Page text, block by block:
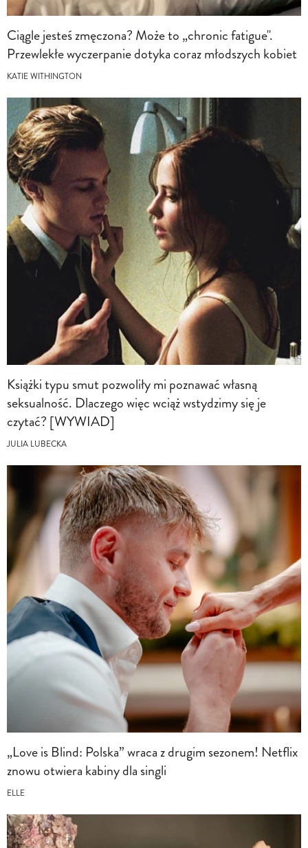
Ciągle jesteś zmęczona? Może to „chronic fatigue".
Przewlekłe wyczerpanie dotyka coraz młodszych kobiet
KATIE WITHINGTON
Książki typu smut pozwoliły mi poznawać własną
seksualność. Dlaczego więc wciąż wstydzimy się je
czytać? [WYWIAD]
JULIA LUBECKA
„Love is Blind: Polska” wraca z drugim sezonem! Netflix
znowu otwiera kabiny dla singli
ELLE